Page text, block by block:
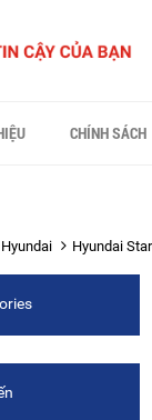
CHÍNH SÁCH
Hyundai